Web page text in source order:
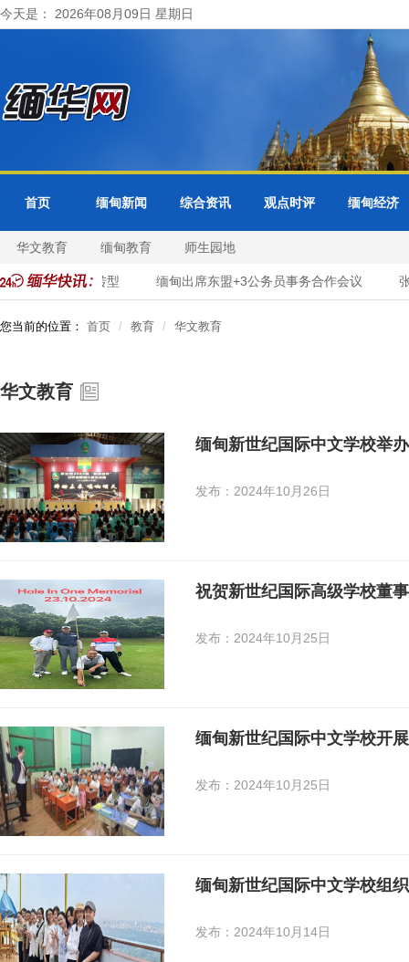
今天是： 2026年08月09日 星期日
首页 缅甸新闻 综合资讯 观点时评 缅甸经济
华文教育 缅甸教育 师生园地
政服务数字化转型 缅甸出席东盟+3公务员事务合作会议 张
您当前的位置： 首页 教育 华文教育
华文教育
缅甸新世纪国际中文学校举
发布：2024年10月26日
祝贺新世纪国际高级学校董
发布：2024年10月25日
缅甸新世纪国际中文学校开
发布：2024年10月25日
缅甸新世纪国际中文学校组
发布：2024年10月14日